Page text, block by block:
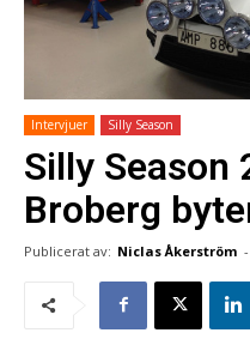
Intervjuer Silly Season
Silly Season
Broberg
Publicerat av: Niclas Åkerström -